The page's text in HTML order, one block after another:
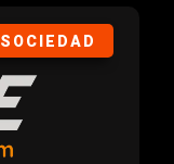
SOCIEDAD